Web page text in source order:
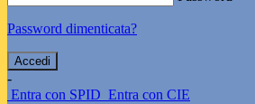
Password dimenticata?
-
Entra con SPID Entra con CIE